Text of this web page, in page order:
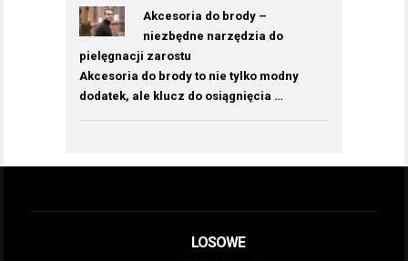
Akcesoria do brody –
niezbędne narzędzia do
pielęgnacji zarostu
Akcesoria do brody to nie tylko modny
dodatek, ale klucz do osiągnięcia …
LOSOWE